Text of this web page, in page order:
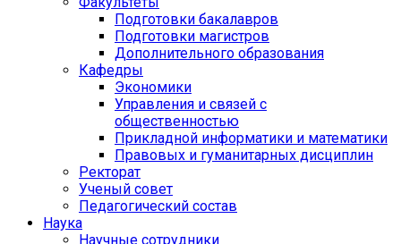
Подготовки бакалавров
Подготовки магистров
Дополнительного образования
Кафедры
Экономики
Управления и связей с
общественностью
Прикладной информатики и математики
Правовых и гуманитарных дисциплин
Ректорат
Ученый совет
Педагогический состав
Наука
Научные сотрудники